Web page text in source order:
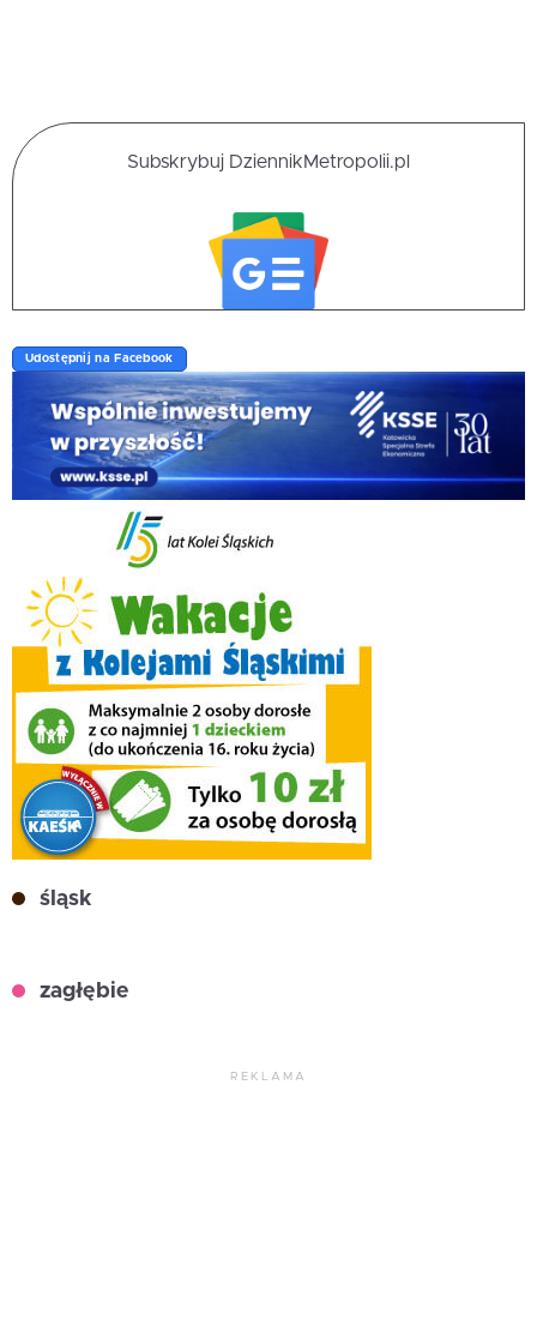
Subskrybuj DziennikMetropolii.pl
Udostępnij na Facebook
śląsk
zagłębie
REKLAMA